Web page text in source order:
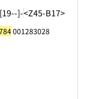
[19--]-<Z45-B17>
001283028